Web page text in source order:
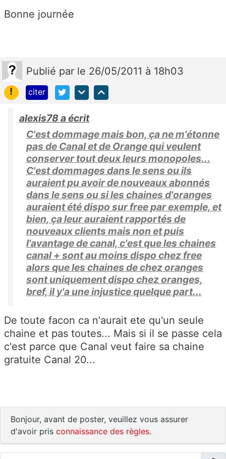
Bonne journée
Publié par le 26/05/2011 à 18h03
!
citer
alexis78 a écrit
C'est dommage mais bon, ça ne m'étonne
pas de Canal et de Orange qui veulent
conserver tout deux leurs monopoles...
C'est dommages dans le sens ou ils
auraient pu avoir de nouveaux abonnés
dans le sens ou si les chaines d'oranges
auraient été dispo sur free par exemple, et
bien, ça leur auraient rapportés de
nouveaux clients mais non et puis
l'avantage de canal, c'est que les chaines
canal + sont au moins dispo chez free
alors que les chaines de chez oranges
sont uniquement dispo chez oranges,
bref, il y'a une injustice quelque part...
De toute facon ca n'aurait ete qu'un seule
chaine et pas toutes... Mais si il se passe cela
c'est parce que Canal veut faire sa chaine
gratuite Canal 20...
Bonjour, avant de poster, veuillez vous assurer
d'avoir pris connaissance des règles.